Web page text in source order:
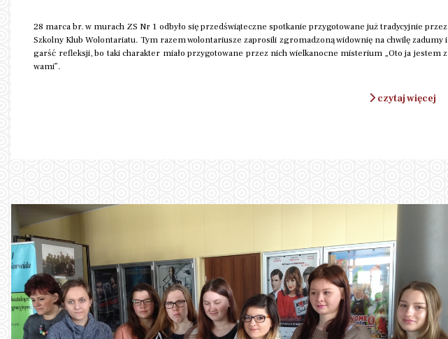
28 marca br. w murach ZS Nr 1 odbyło się przedświąteczne spotkanie przygotowane już tradycyjnie przez
Szkolny Klub Wolontariatu. Tym razem wolontariusze zaprosili zgromadzoną widownię na chwilę zadumy i
garść refleksji, bo taki charakter miało przygotowane przez nich wielkanocne misterium „Oto ja jestem z
wami”.
czytaj więcej